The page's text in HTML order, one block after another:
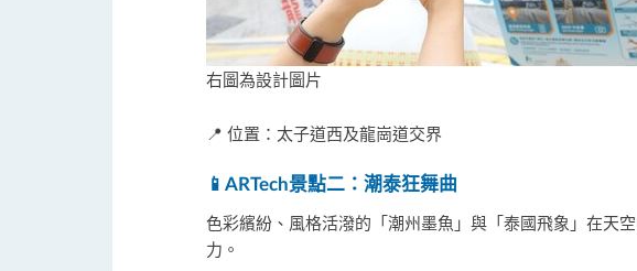
右圖為設計圖片
📍 位置：太子道西及龍崗道交界
📱 ARTech景點二：潮泰狂舞曲
色彩繽紛、風格活潑的「潮州墨魚」與「泰國飛象」在天
力。